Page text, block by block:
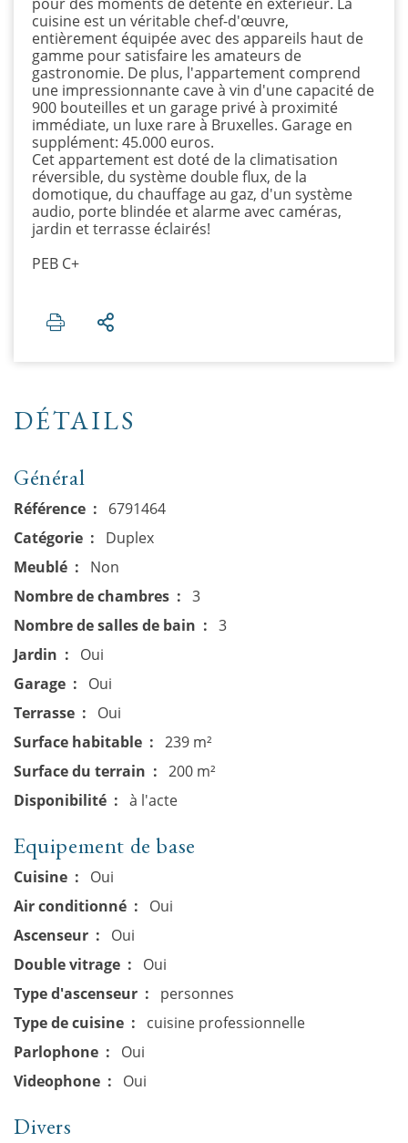
cuisine est un véritable chef-d'œuvre,
entièrement équipée avec des appareils haut de
gamme pour satisfaire les amateurs de
gastronomie. De plus, l'appartement comprend
une impressionnante cave à vin d'une capacité de
900 bouteilles et un garage privé à proximité
immédiate, un luxe rare à Bruxelles. Garage en
supplément: 45.000 euros.
Cet appartement est doté de la climatisation
réversible, du système double flux, de la
domotique, du chauffage au gaz, d'un système
audio, porte blindée et alarme avec caméras,
jardin et terrasse éclairés!
PEB C+
DÉTAILS
Général
Référence
6791464
Catégorie
Duplex
Meublé
Non
Nombre de chambres
3
Nombre de salles de bain
3
Jardin
Oui
Garage
Oui
Terrasse
Oui
Surface habitable
239 m²
Surface du terrain
200 m²
Disponibilité
à l'acte
Equipement de base
Cuisine
Oui
Air conditionné
Oui
Ascenseur
Oui
Double vitrage
Oui
Type d'ascenseur
personnes
Type de cuisine
cuisine professionnelle
Parlophone
Oui
Videophone
Oui
Divers